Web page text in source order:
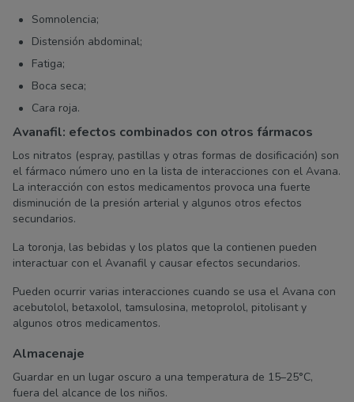
Somnolencia;
Distensión abdominal;
Fatiga;
Boca seca;
Cara roja.
Avanafil: efectos combinados con otros fármacos
Los nitratos (espray, pastillas y otras formas de dosificación) son
el fármaco número uno en la lista de interacciones con el Avana.
La interacción con estos medicamentos provoca una fuerte
disminución de la presión arterial y algunos otros efectos
secundarios.
La toronja, las bebidas y los platos que la contienen pueden
interactuar con el Avanafil y causar efectos secundarios.
Pueden ocurrir varias interacciones cuando se usa el Avana con
acebutolol, betaxolol, tamsulosina, metoprolol, pitolisant y
algunos otros medicamentos.
Almacenaje
Guardar en un lugar oscuro a una temperatura de 15–25°C,
fuera del alcance de los niños.